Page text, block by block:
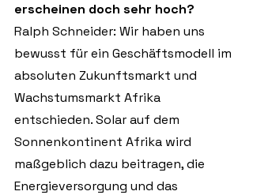
erscheinen doch sehr hoch?
Ralph Schneider: Wir haben uns
bewusst für ein Geschäftsmodell im
absoluten Zukunftsmarkt und
Wachstumsmarkt Afrika
entschieden. Solar auf dem
Sonnenkontinent Afrika wird
maßgeblich dazu beitragen, die
Energieversorgung und das